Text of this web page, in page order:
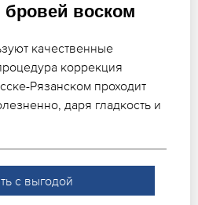
бровей воском
качественные
коррекция
Рязанском проходит
даря гладкость и
с выгодой